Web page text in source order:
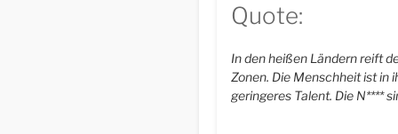
Quote:
In den heißen Ländern reift
Zonen. Die Menschheit ist in
geringeres Talent. Die N****